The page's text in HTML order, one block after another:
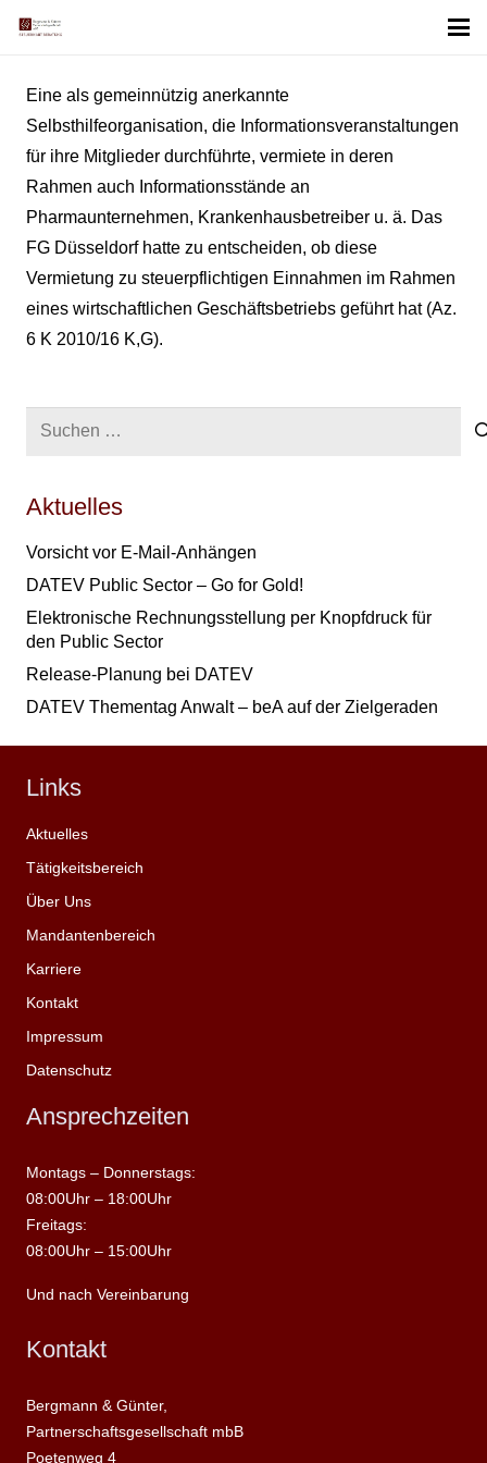
Eine als gemeinnützig anerkannte
Selbsthilfeorganisation, die Informationsveranstaltungen
für ihre Mitglieder durchführte, vermiete in deren
Rahmen auch Informationsstände an
Pharmaunternehmen, Krankenhausbetreiber u. ä. Das
FG Düsseldorf hatte zu entscheiden, ob diese
Vermietung zu steuerpflichtigen Einnahmen im Rahmen
eines wirtschaftlichen Geschäftsbetriebs geführt hat (Az.
6 K 2010/16 K,G).
Suchen
Aktuelles
Vorsicht vor E-Mail-Anhängen
DATEV Public Sector – Go for Gold!
Elektronische Rechnungsstellung per Knopfdruck für
den Public Sector
Release-Planung bei DATEV
DATEV Thementag Anwalt – beA auf der Zielgeraden
Links
Aktuelles
Tätigkeitsbereich
Über Uns
Mandantenbereich
Karriere
Kontakt
Impressum
Datenschutz
Ansprechzeiten
Montags – Donnerstags:
08:00Uhr – 18:00Uhr
Freitags:
08:00Uhr – 15:00Uhr
Und nach Vereinbarung
Kontakt
Bergmann & Günter,
Partnerschaftsgesellschaft mbB
Poetenweg 4